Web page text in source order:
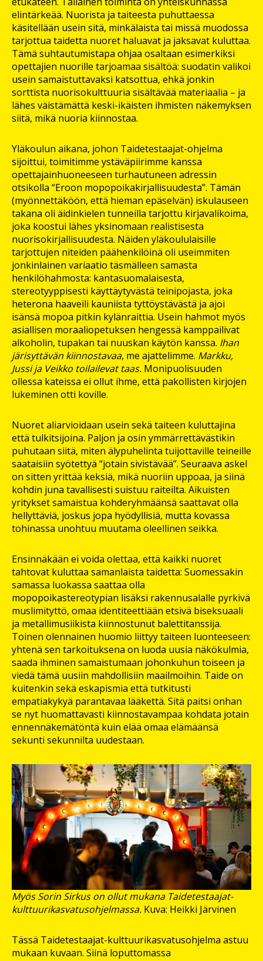
elintärkeää. Nuorista ja taiteesta puhuttaessa
käsitellään usein sitä, minkälaista tai missä muodossa
tarjottua taidetta nuoret haluavat ja jaksavat kuluttaa.
Tämä suhtautumistapa ohjaa osaltaan esimerkiksi
opettajien nuorille tarjoamaa sisältöä: suodatin valikoi
usein samaistuttavaksi katsottua, ehkä jonkin
sorttista nuorisokulttuuria sisältävää materiaalia – ja
lähes väistämättä keski-ikäisten ihmisten näkemyksen
siitä, mikä nuoria kiinnostaa.
Yläkoulun aikana, johon Taidetestaajat-ohjelma
sijoittui, toimitimme ystäväpiirimme kanssa
opettajainhuoneeseen turhautuneen adressin
otsikolla “Eroon mopopoikakirjallisuudesta”. Tämän
(myönnettäköön, että hieman epäselvän) iskulauseen
takana oli äidinkielen tunneilla tarjottu kirjavalikoima,
joka koostui lähes yksinomaan realistisesta
nuorisokirjallisuudesta. Näiden yläkoululaisille
tarjottujen niteiden päähenkilöinä oli useimmiten
jonkinlainen variaatio täsmälleen samasta
henkilöhahmosta: kantasuomalaisesta,
stereotyyppisesti käyttäytyvästä teinipojasta, joka
heterona haaveili kauniista tyttöystävästä ja ajoi
isänsä mopoa pitkin kylänraittia. Usein hahmot myös
asiallisen moraaliopetuksen hengessä kamppailivat
alkoholin, tupakan tai nuuskan käytön kanssa. Ihan
järisyttävän kiinnostavaa, me ajattelimme. Markku,
Jussi ja Veikko toilailevat taas. Monipuolisuuden
ollessa kateissa ei ollut ihme, että pakollisten kirjojen
lukeminen otti koville.
Nuoret aliarvioidaan usein sekä taiteen kuluttajina
että tulkitsijoina. Paljon ja osin ymmärrettävästikin
puhutaan siitä, miten älypuhelinta tuijottaville teineille
saataisiin syötettyä “jotain sivistävää”. Seuraava askel
on sitten yrittää keksiä, mikä nuoriin uppoaa, ja siinä
kohdin juna tavallisesti suistuu raiteilta. Aikuisten
yritykset samaistua kohderyhmäänsä saattavat olla
hellyttäviä, joskus jopa hyödyllisiä, mutta kovassa
tohinassa unohtuu muutama oleellinen seikka.
Ensinnäkään ei voida olettaa, että kaikki nuoret
tahtovat kuluttaa samanlaista taidetta: Suomessakin
samassa luokassa saattaa olla
mopopoikastereotypian lisäksi rakennusalalle pyrkivä
muslimityttö, omaa identiteettiään etsivä biseksuaali
ja metallimusiikista kiinnostunut balettitanssija.
Toinen olennainen huomio liittyy taiteen luonteeseen:
yhtenä sen tarkoituksena on luoda uusia näkökulmia,
saada ihminen samaistumaan johonkuhun toiseen ja
viedä tämä uusiin mahdollisiin maailmoihin. Taide on
kuitenkin sekä eskapismia että tutkitusti
empatiakykyä parantavaa lääkettä. Sitä paitsi onhan
se nyt huomattavasti kiinnostavampaa kohdata jotain
ennennäkemätöntä kuin elää omaa elämäänsä
sekunti sekunnilta uudestaan.
Myös Sorin Sirkus on ollut mukana Taidetestaajat-
kulttuurikasvatusohjelmassa. Kuva: Heikki Järvinen
Tässä Taidetestaajat-kulttuurikasvatusohjelma astuu
mukaan kuvaan. Siinä loputtomassa